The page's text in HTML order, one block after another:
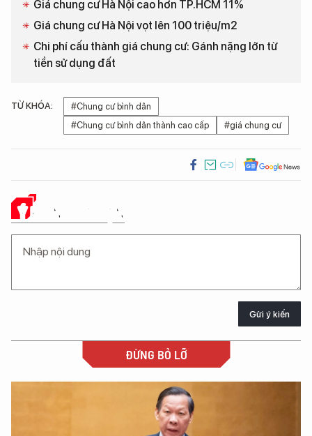
Giá chung cư Hà Nội cao hơn TP.HCM 11%
Giá chung cư Hà Nội vọt lên 100 triệu/m2
Chi phí cấu thành giá chung cư: Gánh nặng lớn từ
tiền sử dụng đất
TỪ KHÓA:
#Chung cư bình dân
#Chung cư bình dân thành cao cấp
#giá chung cư
Ý KIẾN CỦA BẠN
Gửi ý kiến
ĐỪNG BỎ LỠ